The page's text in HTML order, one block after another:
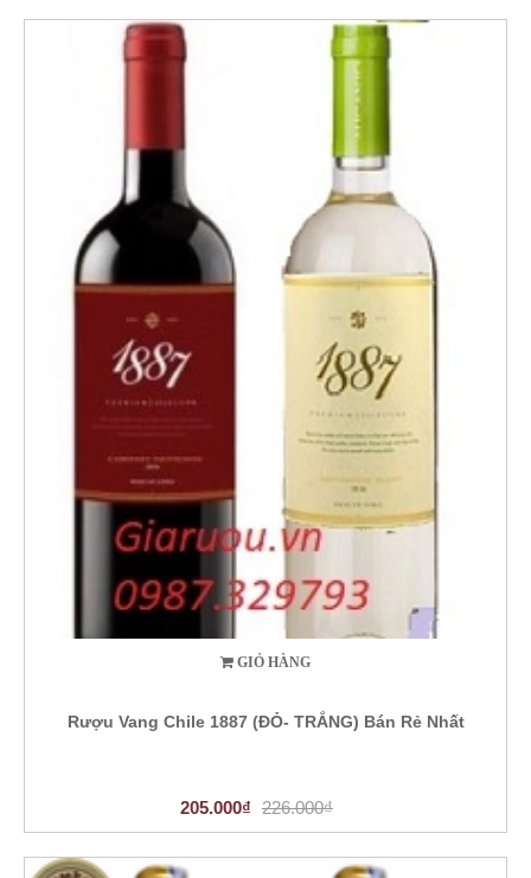
GIỎ HÀNG
Rượu Vang Chile 1887 (ĐỎ- TRẮNG) Bán Rẻ Nhất
205.000₫ 226.000₫